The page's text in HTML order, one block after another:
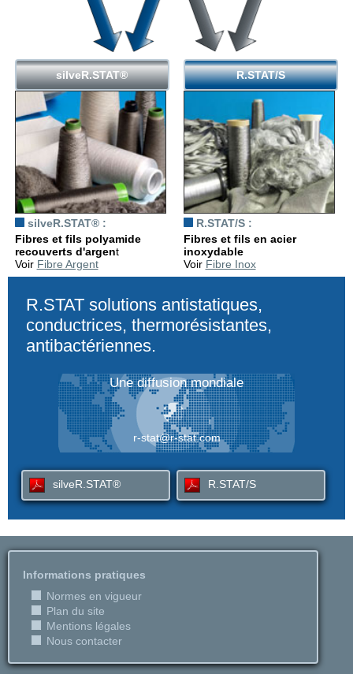
silveR.STAT®
silveR.STAT® :
Fibres et fils polyamide
recouverts d'argent
Voir Fibre Argent
R.STAT/S
R.STAT/S :
Fibres et fils en acier
inoxydable
Voir Fibre Inox
R.STAT solutions antistatiques,
conductrices, thermorésistantes,
antibactériennes.
Une diffusion mondiale
r-stat@r-stat.com
silveR.STAT® R.STAT/S
Informations pratiques
Normes en vigueur
Plan du site
Mentions légales
Nous contacter